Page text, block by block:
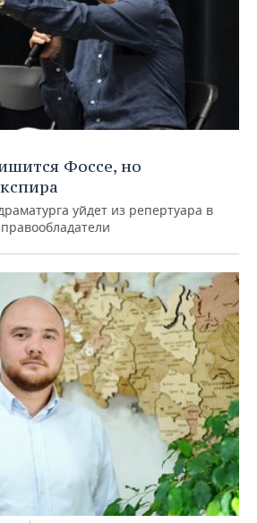
Фоссе, но
уйдет из репертуара в